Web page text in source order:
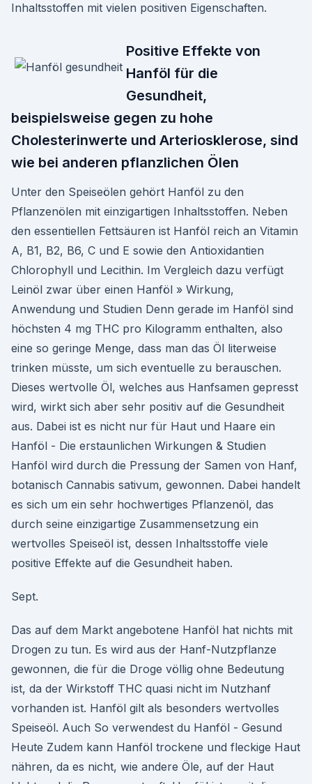
Inhaltsstoffen mit vielen positiven Eigenschaften.
Positive Effekte von
Hanföl für die
Gesundheit,
beispielsweise gegen zu hohe
Cholesterinwerte und Arteriosklerose, sind
wie bei anderen pflanzlichen Ölen
Unter den Speiseölen gehört Hanföl zu den
Pflanzenölen mit einzigartigen Inhaltsstoffen. Neben
den essentiellen Fettsäuren ist Hanföl reich an Vitamin
A, B1, B2, B6, C und E sowie den Antioxidantien
Chlorophyll und Lecithin. Im Vergleich dazu verfügt
Leinöl zwar über einen Hanföl » Wirkung,
Anwendung und Studien Denn gerade im Hanföl sind
höchsten 4 mg THC pro Kilogramm enthalten, also
eine so geringe Menge, dass man das Öl literweise
trinken müsste, um sich eventuelle zu berauschen.
Dieses wertvolle Öl, welches aus Hanfsamen gepresst
wird, wirkt sich aber sehr positiv auf die Gesundheit
aus. Dabei ist es nicht nur für Haut und Haare ein
Hanföl - Die erstaunlichen Wirkungen & Studien
Hanföl wird durch die Pressung der Samen von Hanf,
botanisch Cannabis sativum, gewonnen. Dabei handelt
es sich um ein sehr hochwertiges Pflanzenöl, das
durch seine einzigartige Zusammensetzung ein
wertvolles Speiseöl ist, dessen Inhaltsstoffe viele
positive Effekte auf die Gesundheit haben.
Sept.
Das auf dem Markt angebotene Hanföl hat nichts mit
Drogen zu tun. Es wird aus der Hanf-Nutzpflanze
gewonnen, die für die Droge völlig ohne Bedeutung
ist, da der Wirkstoff THC quasi nicht im Nutzhanf
vorhanden ist. Hanföl gilt als besonders wertvolles
Speiseöl. Auch So verwendest du Hanföl - Gesund
Heute Zudem kann Hanföl trockene und fleckige Haut
nähren, da es nicht, wie andere Öle, auf der Haut